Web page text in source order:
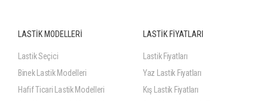
LASTİK MODELLERİ
Lastik Seçici
Binek Lastik Modelleri
Hafif Ticari Lastik Modelleri
LASTİK FİYATLARI
Lastik Fiyatları
Yaz Lastik Fiyatları
Kış Lastik Fiyatları